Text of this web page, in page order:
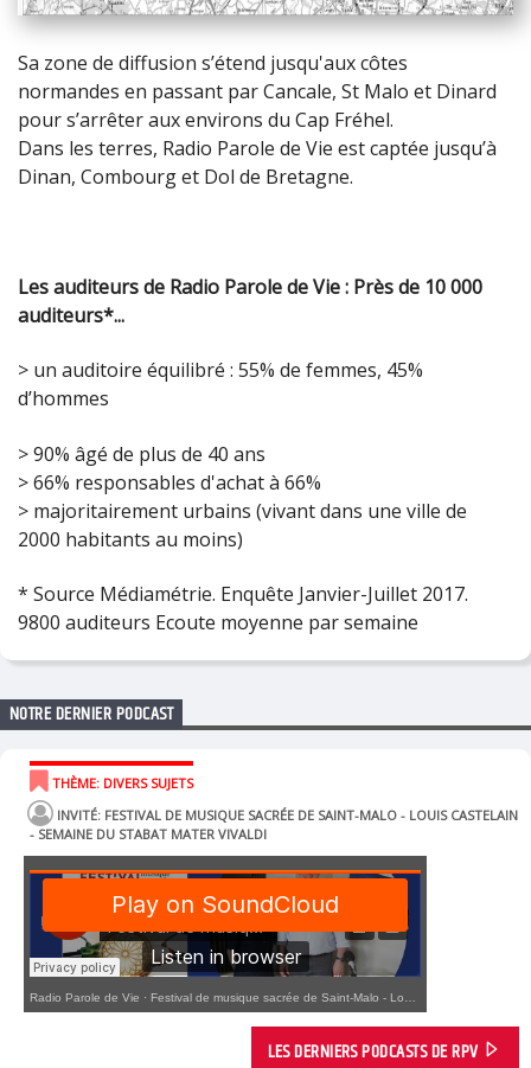
Sa zone de diffusion s’étend jusqu'aux côtes
normandes en passant par Cancale, St Malo et Dinard
pour s’arrêter aux environs du Cap Fréhel.
Dans les terres, Radio Parole de Vie est captée jusqu’à
Dinan, Combourg et Dol de Bretagne.
Les auditeurs de Radio Parole de Vie : Près de 10 000
auditeurs*...
> un auditoire équilibré : 55% de femmes, 45%
d’hommes
> 90% âgé de plus de 40 ans
> 66% responsables d'achat à 66%
> majoritairement urbains (vivant dans une ville de
2000 habitants au moins)
* Source Médiamétrie. Enquête Janvier-Juillet 2017.
9800 auditeurs Ecoute moyenne par semaine
NOTRE DERNIER PODCAST
THÈME: DIVERS SUJETS
INVITÉ: FESTIVAL DE MUSIQUE SACRÉE DE SAINT-MALO - LOUIS CASTELAIN
- SEMAINE DU STABAT MATER VIVALDI
Radio Parole de Vie · Festival de musique sacrée de Saint-Malo - Louis Castelain - Semaine du Stabat Mater Vivaldi
LES DERNIERS PODCASTS DE RPV